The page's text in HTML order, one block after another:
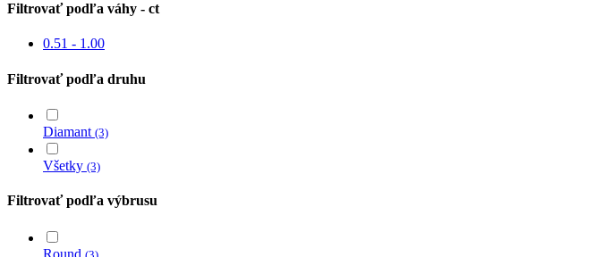
Filtrovať podľa váhy - ct
0.51 - 1.00
Filtrovať podľa druhu
Diamant (3)
Všetky (3)
Filtrovať podľa výbrusu
Round